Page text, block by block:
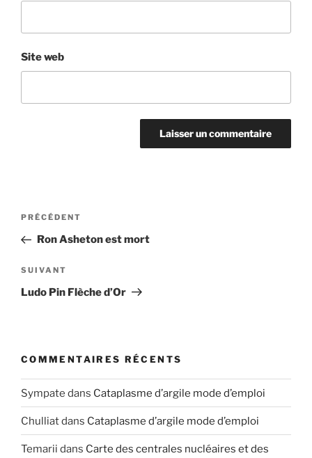
Site web
Navigation
l’article
Article
précédent
PRÉCÉDENT
Ron Asheton est mort
Article
suivant
SUIVANT
Ludo Pin Flèche d’Or
COMMENTAIRES RÉCENTS
Sympate dans Cataplasme d’argile mode d’emploi
Chulliatdans Cataplasme d’argile mode d’emploi
Temarii dans Carte des centrales nucléaires et des